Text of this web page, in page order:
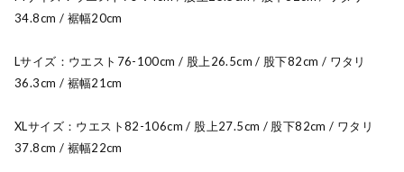
34.8cm / 裾幅20cm
Lサイズ：ウエスト76-100cm / 股上26.5cm / 股下82cm / ワタリ
36.3cm / 裾幅21cm
XLサイズ：ウエスト82-106cm / 股上27.5cm / 股下82cm / ワタリ
37.8cm / 裾幅22cm